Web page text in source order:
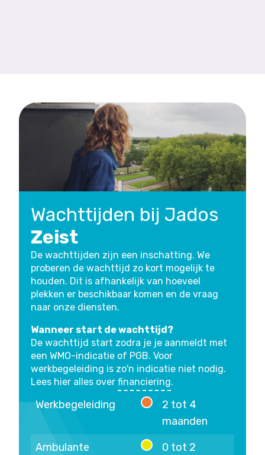
Wachttijden bij Jados
Zeist
De wachttijden zijn een inschatting. We
proberen de wachttijd zo kort mogelijk te
houden. Dit is afhankelijk van hoeveel
plekken er beschikbaar komen en de vraag
naar onze diensten.
Wanneer start de wachttijd?
De wachttijd start zodra je je aanmeldt met
een WMO-indicatie of PGB. Voor
werkbegeleiding is zo'n indicatie niet nodig.
Lees hier alles over financiering.
Werkbegeleiding 2 tot 4 maanden
2 tot 4
maanden
Ambulante
0 tot 2 maanden
0 tot 2